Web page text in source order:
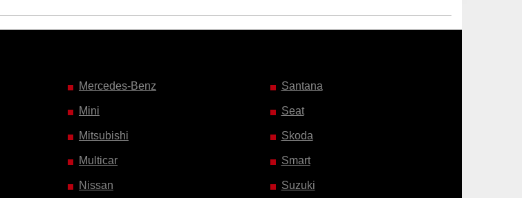
Mercedes-Benz
Mini
Mitsubishi
Multicar
Nissan
Santana
Seat
Skoda
Smart
Suzuki